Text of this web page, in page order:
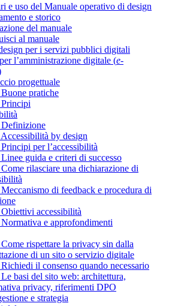
e uso del Manuale operativo di design
e storico
del manuale
al manuale
per i servizi pubblici digitali
l’amministrazione digitale (e-
progettuale
pratiche
Definizione
by design
per l’accessibilità
guida e criteri di successo
rilasciare una dichiarazione di
di feedback e procedura di
accessibilità
e approfondimenti
rispettare la privacy sin dalla
di un sito o servizio digitale
il consenso quando necessario
basi del sito web: architettura,
privacy, riferimenti DPO
e strategia